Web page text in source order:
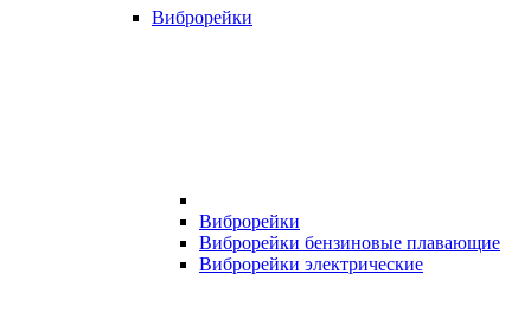
Виброрейки
Виброрейки
Виброрейки бензиновые плавающие
Виброрейки электрические